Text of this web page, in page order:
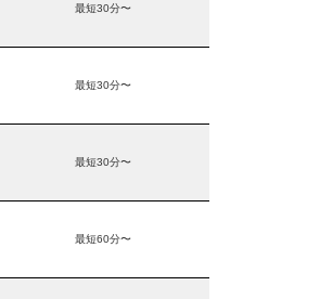
最短30分〜
最短30分〜
最短30分〜
最短60分〜